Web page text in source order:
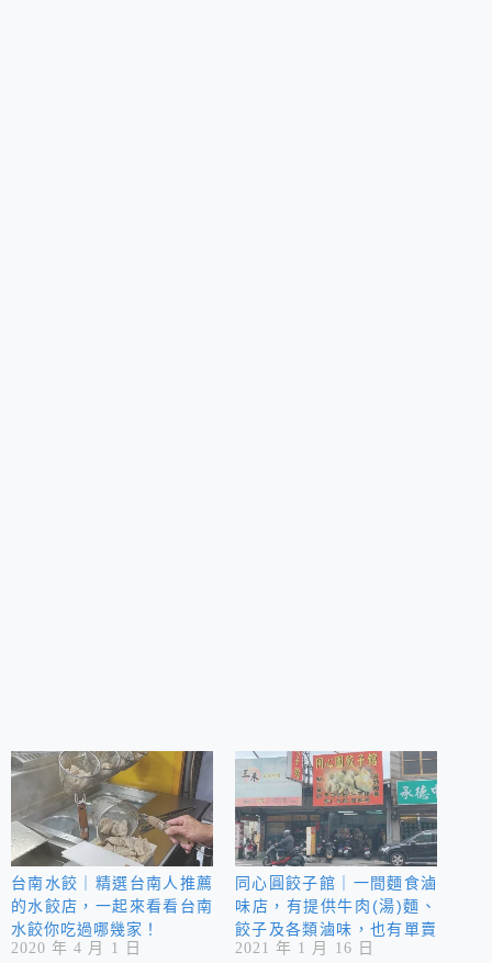
台南水餃｜精選台南人推薦
的水餃店，一起來看看台南
水餃你吃過哪幾家！
2020 年 4 月 1 日
同心圓餃子館｜一間麵食滷
味店，有提供牛肉(湯)麵、
餃子及各類滷味，也有單賣
牛肉湯，喜愛麵食的大家可
2021 年 1 月 16 日